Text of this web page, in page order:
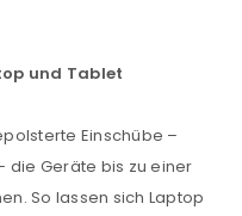
und Tablet
Einschübe –
die Geräte bis zu einer
So lassen sich Laptop